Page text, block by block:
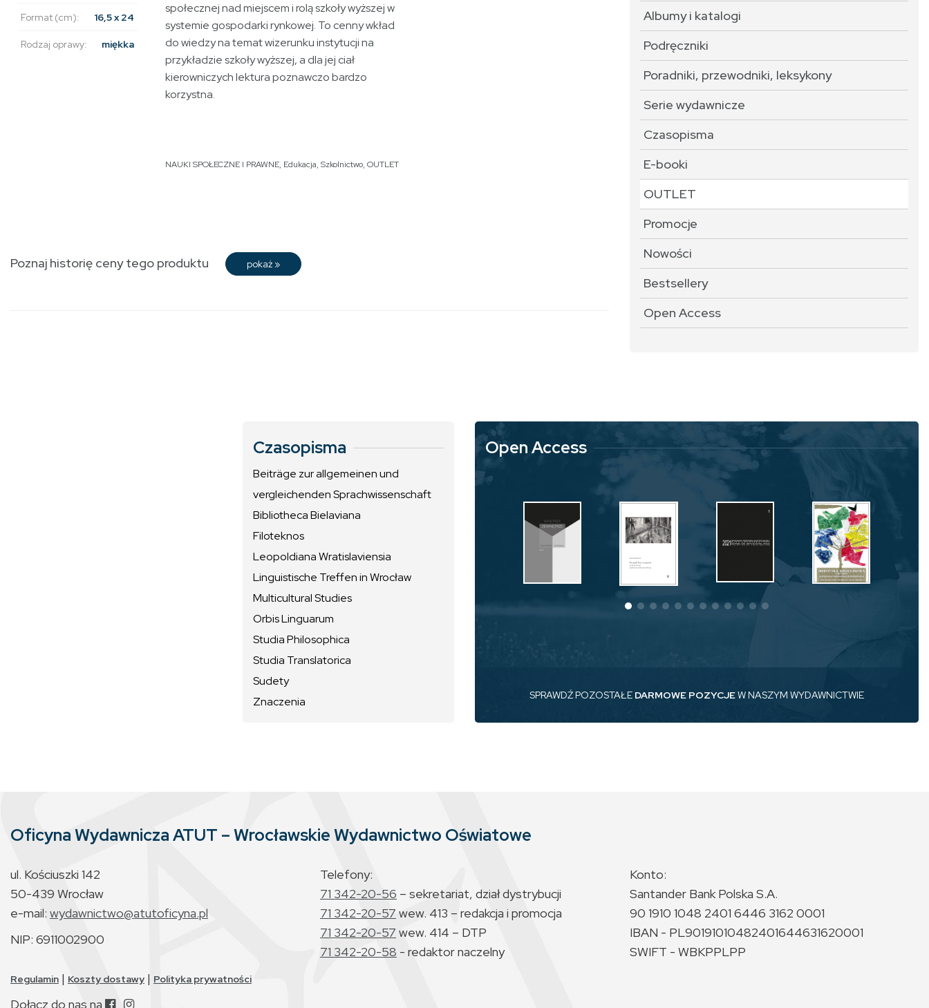
Format (cm): 16,5 x 24
Rodzaj oprawy: miękka
społecznej nad miejscem i rolą szkoły wyższej w
systemie gospodarki rynkowej. To cenny wkład
do wiedzy na temat wizerunku instytucji na
przykładzie szkoły wyższej, a dla jej ciał
kierowniczych lektura poznawczo bardzo
korzystna.
NAUKI SPOŁECZNE I PRAWNE, Edukacja, Szkolnictwo, OUTLET
Poznaj historię ceny tego produktu pokaż »
Albumy i katalogi
Podręczniki
Poradniki, przewodniki, leksykony
Serie wydawnicze
Czasopisma
E-booki
OUTLET
Promocje
Nowości
Bestsellery
Open Access
Czasopisma
Beiträge zur allgemeinen und
vergleichenden Sprachwissenschaft
Bibliotheca Bielaviana
Filoteknos
Leopoldiana Wratislaviensia
Linguistische Treffen in Wrocław
Multicultural Studies
Orbis Linguarum
Studia Philosophica
Studia Translatorica
Sudety
Znaczenia
Open Access
SPRAWDŹ POZOSTAŁE DARMOWE POZYCJEW NASZYM WYDAWNICTWIE
Oficyna Wydawnicza ATUT – Wrocławskie Wydawnictwo Oświatowe
ul. Kościuszki 142
50-439 Wrocław
e-mail: wydawnictwo@atutoficyna.pl
NIP: 6911002900
Telefony:
71 342-20-56 – sekretariat, dział dystrybucji
71 342-20-57 wew. 413 – redakcja i promocja
71 342-20-57 wew. 414 – DTP
71 342-20-58 - redaktor naczelny
Konto:
Santander Bank Polska S.A.
90 1910 1048 2401 6446 3162 0001
IBAN - PL90191010482401644631620001
SWIFT - WBKPPLPP
Regulamin | Koszty dostawy | Polityka prywatności
Dołącz do nas na